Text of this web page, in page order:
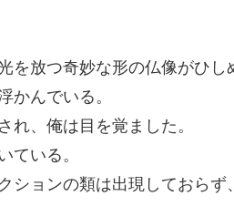
放つ奇妙な形の仏像がひし
かんでいる。
れ、俺は目を覚ました。
ている。
ションの類は出現しておら